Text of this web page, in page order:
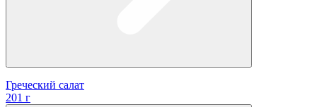
Греческий салат
201 г